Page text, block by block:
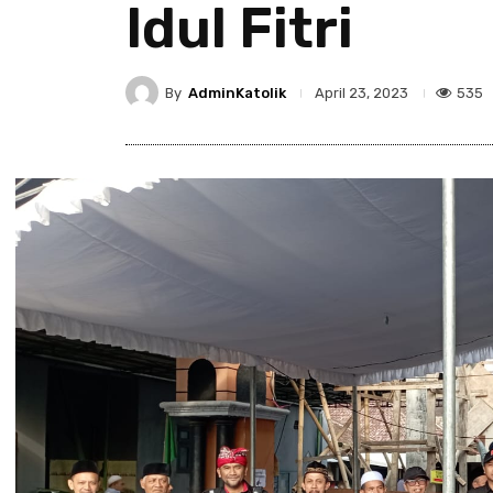
Idul Fitri
By AdminKatolik April 23, 2023 535